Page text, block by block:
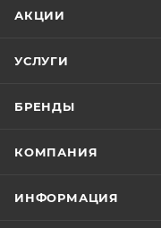
АКЦИИ
УСЛУГИ
БРЕНДЫ
КОМПАНИЯ
ИНФОРМАЦИЯ